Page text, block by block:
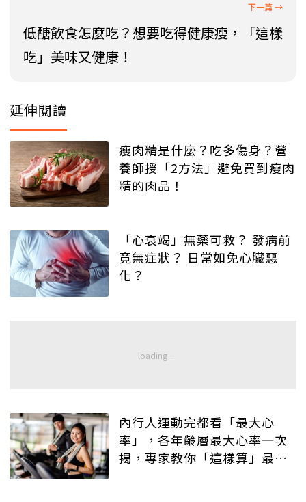
低醣飲食怎麼吃？想要吃得健康瘦，「這樣
吃」美味又健康！
延伸閱讀
瘦肉精是什麼？吃多傷身？營
養師授「2方法」避免買到瘦肉
精的肉品！
「心衰竭」無藥可救？ 發病前
竟無症狀？ 日常如免心臟惡
化？
內行人運動完都看「最大心
率」，各年齡層最大心率一次
揭，專家教你「這樣算」最